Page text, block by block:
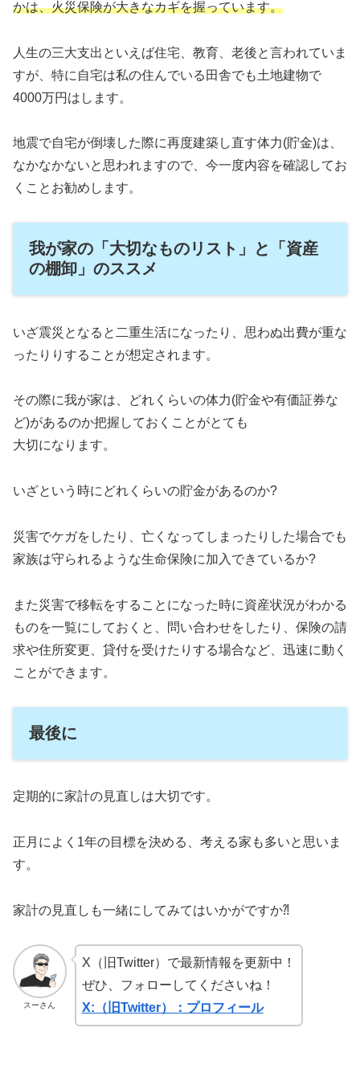
かは、火災保険が大きなカギを握っています。
人生の三大支出といえば住宅、教育、老後と言われていま
すが、特に自宅は私の住んでいる田舎でも土地建物で
4000万円はします。
地震で自宅が倒壊した際に再度建築し直す体力(貯金)は、
なかなかないと思われますので、今一度内容を確認してお
くことお勧めします。
我が家の「大切なものリスト」と「資産
の棚卸」のススメ
いざ震災となると二重生活になったり、思わぬ出費が重な
ったりりすることが想定されます。
その際に我が家は、どれくらいの体力(貯金や有価証券な
ど)があるのか把握しておくことがとても
大切になります。
いざという時にどれくらいの貯金があるのか?
災害でケガをしたり、亡くなってしまったりした場合でも
家族は守られるような生命保険に加入できているか?
また災害で移転をすることになった時に資産状況がわかる
ものを一覧にしておくと、問い合わせをしたり、保険の請
求や住所変更、貸付を受けたりする場合など、迅速に動く
ことができます。
最後に
定期的に家計の見直しは大切です。
正月によく1年の目標を決める、考える家も多いと思いま
す。
家計の見直しも一緒にしてみてはいかがですか⁈
スーさん
X（旧Twitter）で最新情報を更新中！
ぜひ、フォローしてくださいね！
X:（旧Twitter）：プロフィール